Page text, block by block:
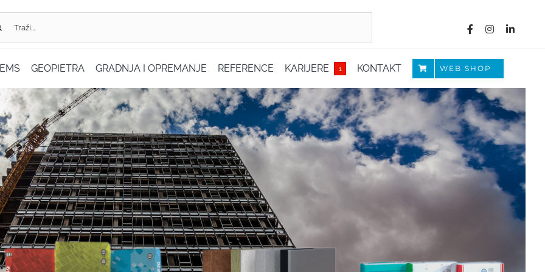
GEOPIETRA GRADNJA I OPREMANJE REFERENCE KARIJERE 1 KONTAKT WEB SHOP